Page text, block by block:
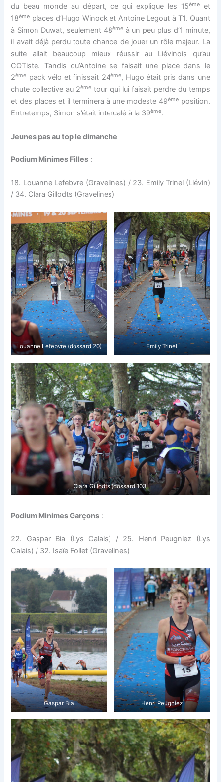
du beau monde au départ, ce qui explique les 15èmeet
18ème places d’Hugo Winock et Antoine Legout à T1. Quant
à Simon Duwat, seulement 48èmeà un peu plus d’1 minute,
il avait déjà perdu toute chance de jouer un rôle majeur. La
suite allait beaucoup mieux réussir au Liévinois qu’au
COTiste. Tandis qu’Antoine se faisait une place dans le
2ème pack vélo et finissait 24ème, Hugo était pris dans une
chute collective au 2ème tour qui lui faisait perdre du temps
et des places et il terminera à une modeste 49èmeposition.
Entretemps, Simon s’était intercalé à la 39ème.
Jeunes pas au top le dimanche
Podium Minimes Filles :
18. Louanne Lefebvre (Gravelines) / 23. Emily Trinel (Liévin)
/ 34. Clara Gillodts (Gravelines)
Louanne Lefebvre (dossard 20) Emily Trinel
Clara Gillodts (dossard 103)
Podium Minimes Garçons :
22. Gaspar Bia (Lys Calais) / 25. Henri Peugniez (Lys
Calais) / 32. Isaïe Follet (Gravelines)
Gaspar Bia Henri Peugniez